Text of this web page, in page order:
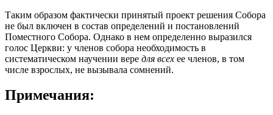
Таким образом фактически принятый проект решения Собора
не был включен в состав определений и постановлений
Поместного Собора. Однако в нем определенно выразился
голос Церкви: у членов собора необходимость в
систематическом научении вере для всех ее членов, в том
числе взрослых, не вызывала сомнений.
Примечания: